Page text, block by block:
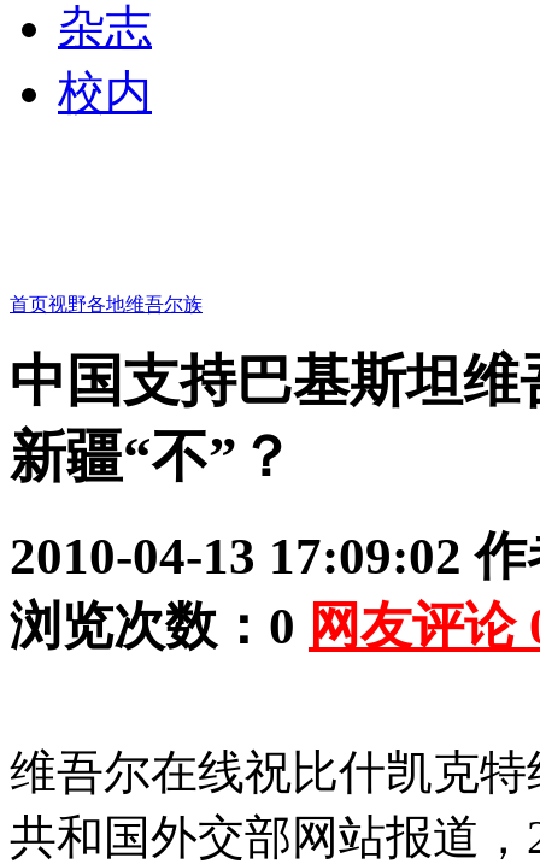
杂志
校内
首页视野各地维吾尔族
中国支持巴基斯坦
新疆“不”？
2010-04-13 17:09:02 作
浏览次数： 0 网友评论
维吾尔在线祝比什凯克
共和国外交部网站报道